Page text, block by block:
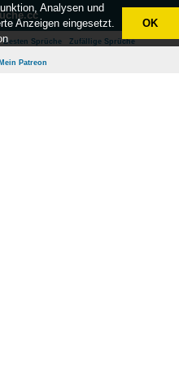
Besten Sprüche Zufällige Sprüche
Mein Patreon
Analysen und
Anzeigen eingesetzt.
OK